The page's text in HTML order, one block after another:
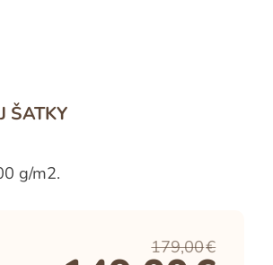
ŠATKY
g/m2.
179,00€